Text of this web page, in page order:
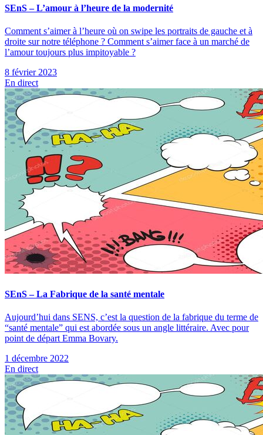
SEnS – L’amour à l’heure de la modernité
Comment s’aimer à l’heure où on swipe les portraits de gauche et à
droite sur notre téléphone ? Comment s’aimer face à un marché de
l’amour toujours plus impitoyable ?
8 février 2023
En direct
SEnS – La Fabrique de la santé mentale
Aujourd’hui dans SENS, c’est la question de la fabrique du terme de
“santé mentale” qui est abordée sous un angle littéraire. Avec pour
point de départ Emma Bovary.
1 décembre 2022
En direct